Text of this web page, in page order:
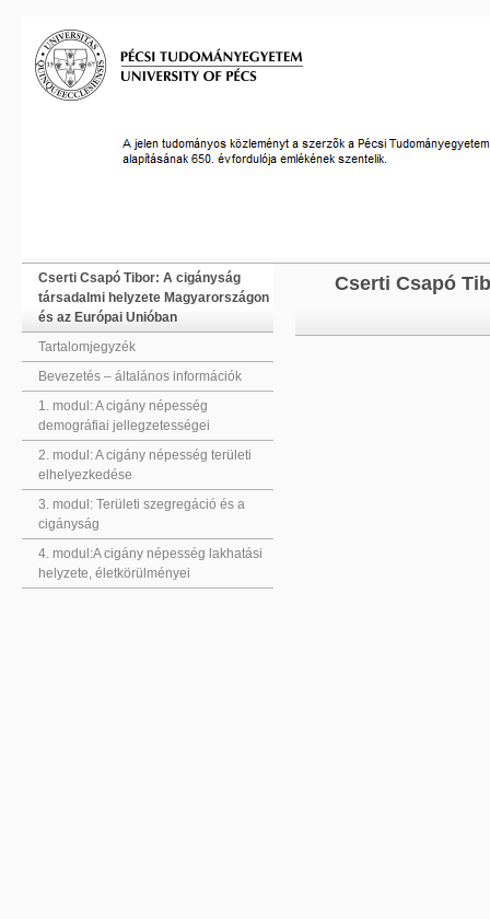
Cserti Csapó Tibor: A cigányság
társadalmi helyzete Magyarországon
és az Európai Unióban
Tartalomjegyzék
Bevezetés – általános információk
1. modul: A cigány népesség
demográfiai jellegzetességei
2. modul: A cigány népesség területi
elhelyezkedése
3. modul: Területi szegregáció és a
cigányság
4. modul:A cigány népesség lakhatási
helyzete, életkörülményei
Cserti Csapó